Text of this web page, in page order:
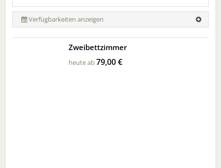
Verfügbarkeiten anzeigen
Zweibettzimmer
heute ab79,00 €